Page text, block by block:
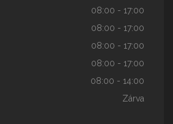
08:00 - 17:00
08:00 - 17:00
08:00 - 17:00
08:00 - 17:00
08:00 - 14:00
Zárva